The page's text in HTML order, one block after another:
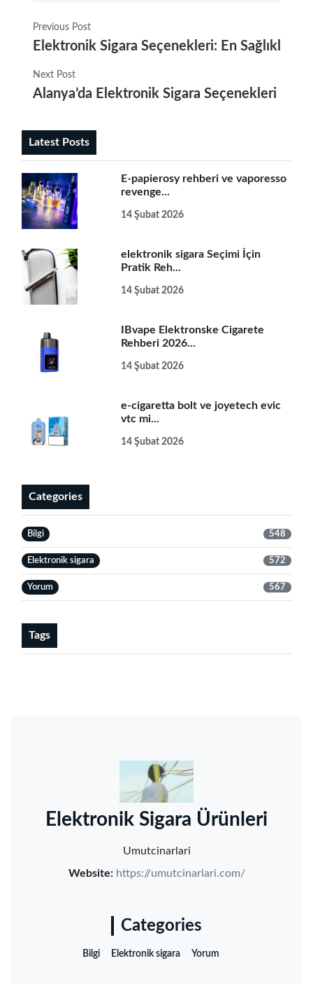
Previous Post
Elektronik Sigara Seçenekleri: En Sağlıklı
Next Post
Alanya’da Elektronik Sigara Seçenekleri ile
Latest Posts
E-papierosy rehberi ve vaporesso
revenge...
14 Şubat 2026
elektronik sigara Seçimi İçin
Pratik Reh...
14 Şubat 2026
IBvape Elektronske Cigarete
Rehberi 2026...
14 Şubat 2026
e-cigaretta bolt ve joyetech evic
vtc mi...
14 Şubat 2026
Categories
Bilgi 548
Elektronik sigara 572
Yorum 567
Tags
‌Elektronik Sigara Ürünleri‌
Umutcinarlari
Website: https://umutcinarlari.com/
Categories
Bilgi Elektronik sigara Yorum